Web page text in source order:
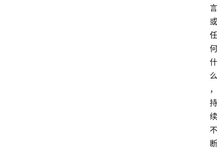
言
或
任
何
什
么
，
持
续
不
断